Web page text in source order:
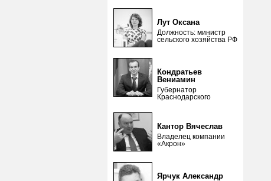
Лут Оксана
Должность: министр
сельского хозяйства РФ
Кондратьев
Вениамин
Губернатор
Краснодарского
Кантор Вячеслав
Владелец компании
«Акрон»
Ярчук Александр